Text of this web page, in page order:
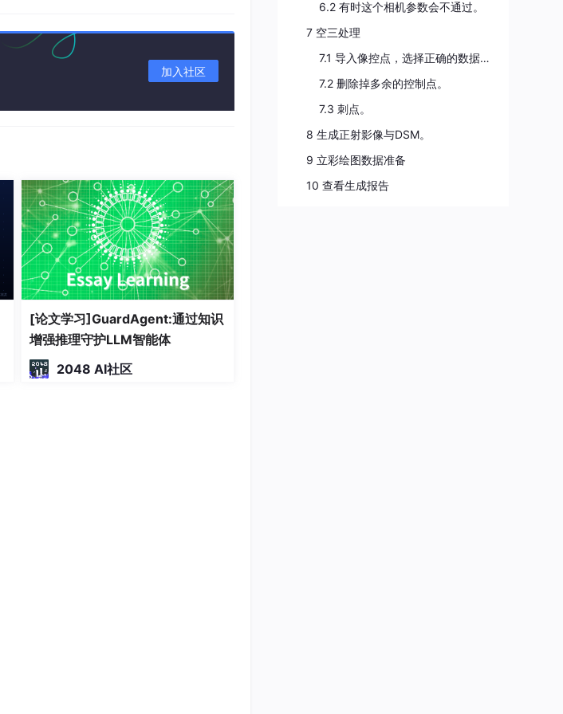
加入社区
[论文学习]GuardAgent:通过知识
增强推理守护LLM智能体
2048 AI社区
6.2 有时这个相机参数会不通过。
7 空三处理
7.1 导入像控点，选择正确的数据格式X、Y、Z。
7.2 删除掉多余的控制点。
7.3 刺点。
8 生成正射影像与DSM。
9 立彩绘图数据准备
10 查看生成报告